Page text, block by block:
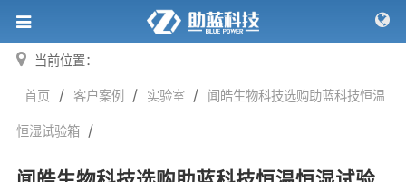
当前位置：
首页 / 客户案例 / 实验室 / 闻皓生物科技选购助蓝科技恒温
恒湿试验箱 /